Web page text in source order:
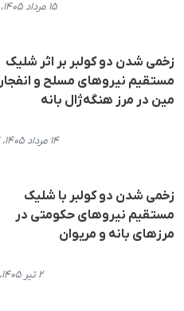
۱۵ مرداد ۱۴۰۵، ۱۸:۵۲
زخمی شدن دو کولبر بر اثر شلیک
مستقیم نیروهای مسلح و انفجار
مین در مرز هنگه‌ژال بانه
۱۴ مرداد ۱۴۰۵، ۲۲:۲۴
زخمی شدن دو کولبر با شلیک
مستقیم نیروهای حکومتی در
مرزهای بانه و مریوان
۲ تیر ۱۴۰۵، ۱۱:۴۵